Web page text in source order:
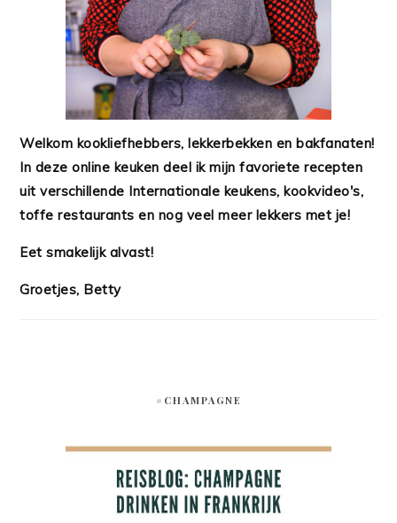
Welkom kookliefhebbers, lekkerbekken en bakfanaten!
In deze online keuken deel ik mijn favoriete recepten
uit verschillende Internationale keukens, kookvideo's,
toffe restaurants en nog veel meer lekkers met je!
Eet smakelijk alvast!
Groetjes, Betty
#CHAMPAGNE